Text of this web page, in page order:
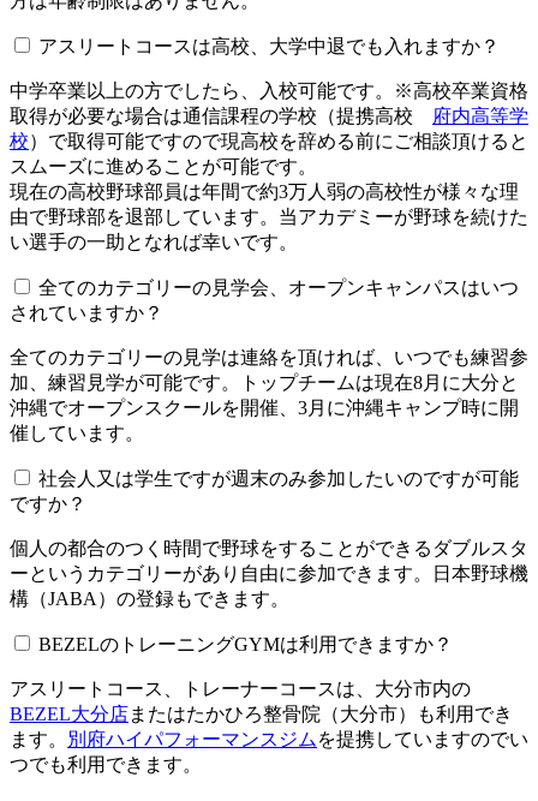
アスリートコースは高校、大学中退でも入れますか？
中学卒業以上の方でしたら、入校可能です。※高校卒業資格
取得が必要な場合は通信課程の学校（提携高校
府内高等学
校）で取得可能ですので現高校を辞める前にご相談頂けると
スムーズに進めることが可能です。
現在の高校野球部員は年間で約3万人弱の高校性が様々な理
由で野球部を退部しています。当アカデミーが野球を続けた
い選手の一助となれば幸いです。
全てのカテゴリーの見学会、オープンキャンパスはいつ
されていますか？​​​​​
全てのカテゴリーの見学は連絡を頂ければ、いつでも練習参
加、練習見学が可能です。トップチームは現在8月に大分と
沖縄でオープンスクールを開催、3月に沖縄キャンプ時に開
催しています。
社会人又は学生ですが週末のみ参加したいのですが可能
ですか？
個人の都合のつく時間で野球をすることができるダブルスタ
ーというカテゴリーがあり自由に参加できます。日本野球機
構（JABA）の登録もできます。
BEZELのトレーニングGYMは利用できますか？​​​​​
アスリートコース、トレーナーコースは、大分市内の
BEZEL大分店またはたかひろ整骨院（大分市）も利用でき
ます。
別府ハイパフォーマンスジム を提携していますのでい
つでも利用できます。